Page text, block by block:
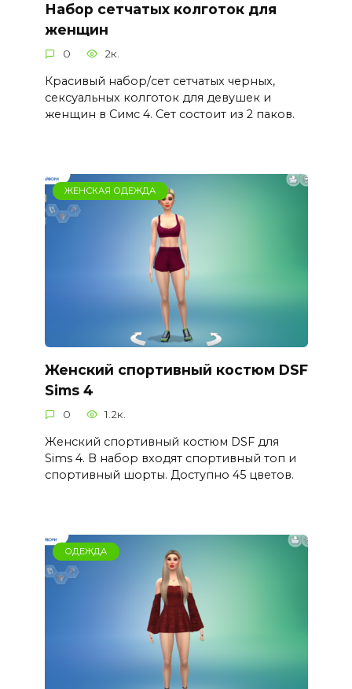
Набор сетчатых колготок для
женщин
0 2к.
Красивый набор/сет сетчатых черных,
сексуальных колготок для девушек и
женщин в Симс 4. Сет состоит из 2 паков.
ЖЕНСКАЯ ОДЕЖДА
Женский спортивный костюм DSF
Sims 4
0 1.2к.
Женский спортивный костюм DSF для
Sims 4. В набор входят спортивный топ и
спортивный шорты. Доступно 45 цветов.
ОДЕЖДА